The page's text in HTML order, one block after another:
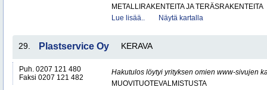
METALLIRAKENTEITA JA TERÄSRAKENTEITA
Lue lisää..
Näytä kartalla
29. Plastservice Oy KERAVA
Puh. 0207 121 480
Faksi 0207 121 482
Hakutulos löytyi yrityksen omien www-sivujen
MUOVITUOTEVALMISTUSTA